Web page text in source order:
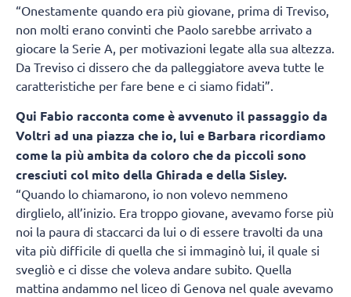
“Onestamente quando era più giovane, prima di Treviso,
non molti erano convinti che Paolo sarebbe arrivato a
giocare la Serie A, per motivazioni legate alla sua altezza.
Da Treviso ci dissero che da palleggiatore aveva tutte le
caratteristiche per fare bene e ci siamo fidati”.
Qui Fabio racconta come è avvenuto il passaggio da
Voltri ad una piazza che io, lui e Barbara ricordiamo
come la più ambita da coloro che da piccoli sono
cresciuti col mito della Ghirada e della Sisley.
“Quando lo chiamarono, io non volevo nemmeno
dirglielo, all’inizio. Era troppo giovane, avevamo forse più
noi la paura di staccarci da lui o di essere travolti da una
vita più difficile di quella che si immaginò lui, il quale si
svegliò e ci disse che voleva andare subito. Quella
mattina andammo nel liceo di Genova nel quale avevamo